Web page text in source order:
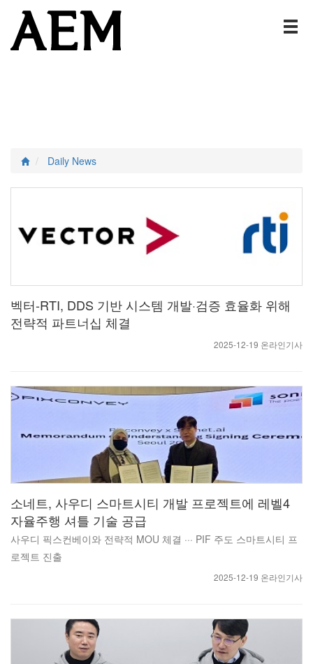
Daily News
벡터-RTI, DDS 기반 시스템 개발·검증 효율화 위해
전략적 파트너십 체결
2025-12-19 온라인기사
소네트, 사우디 스마트시티 개발 프로젝트에 레벨4
자율주행 셔틀 기술 공급
사우디 픽스컨베이와 전략적 MOU 체결 ··· PIF 주도 스마트시티 프
로젝트 진출
2025-12-19 온라인기사